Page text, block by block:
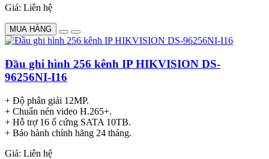
Giá: Liên hệ
MUA HÀNG
Đầu ghi hình 256 kênh IP HIKVISION DS-
96256NI-I16
+ Độ phân giải 12MP.
+ Chuẩn nén video H.265+.
+ Hỗ trợ 16 ổ cứng SATA 10TB.
+ Bảo hành chính hãng 24 tháng.
Giá: Liên hệ